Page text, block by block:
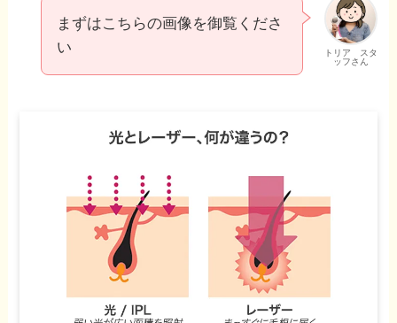
トリア スタ
ッフさん
まずはこちらの画像を御覧くださ
い